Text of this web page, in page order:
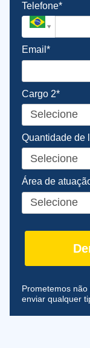
Telefone*
Email*
Cargo 2*
Quantidade de
Área de
Prometemos
enviar qualquer